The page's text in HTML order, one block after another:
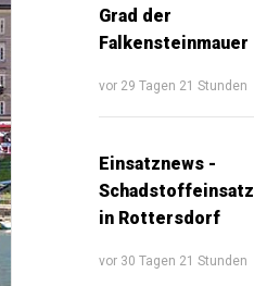
Grad der
Falkensteinmauer
vor 29 Tagen 21 Stunden
Einsatznews -
Schadstoffeinsatz
in Rottersdorf
vor 30 Tagen 21 Stunden